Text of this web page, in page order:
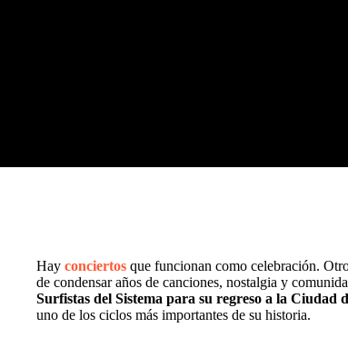
Hay conciertos que funcionan como celebración.
de condensar años de canciones, nostalgia y
Surfistas del Sistema para su regreso a la Ciudad
uno de los ciclos más importantes de su historia.